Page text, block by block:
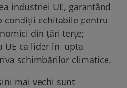
industriei UE, garantând
condiții echitabile pentru
din țări terțe;
UE ca lider în lupta
schimbărilor climatice.
mai vechi sunt